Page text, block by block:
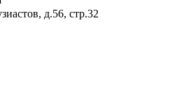
д.56, стр.32